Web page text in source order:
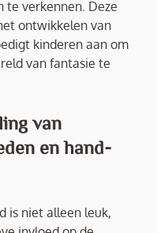
te verkennen. Deze
ontwikkelen van
kinderen aan om
van fantasie te
van
en hand-
is niet alleen leuk,